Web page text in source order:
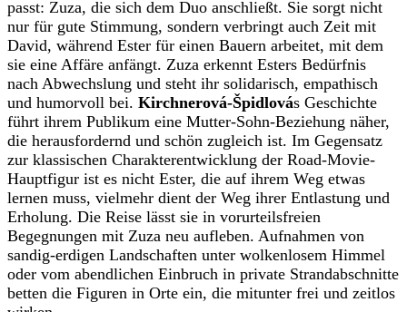
passt: Zuza, die sich dem Duo anschließt. Sie sorgt nicht
nur für gute Stimmung, sondern verbringt auch Zeit mit
David, während Ester für einen Bauern arbeitet, mit dem
sie eine Affäre anfängt. Zuza erkennt Esters Bedürfnis
nach Abwechslung und steht ihr solidarisch, empathisch
und humorvoll bei. Kirchnerová-Špidlovás Geschichte
führt ihrem Publikum eine Mutter-Sohn-Beziehung näher,
die herausfordernd und schön zugleich ist. Im Gegensatz
zur klassischen Charakterentwicklung der Road-Movie-
Hauptfigur ist es nicht Ester, die auf ihrem Weg etwas
lernen muss, vielmehr dient der Weg ihrer Entlastung und
Erholung. Die Reise lässt sie in vorurteilsfreien
Begegnungen mit Zuza neu aufleben. Aufnahmen von
sandig-erdigen Landschaften unter wolkenlosem Himmel
oder vom abendlichen Einbruch in private Strandabschnitte
betten die Figuren in Orte ein, die mitunter frei und zeitlos